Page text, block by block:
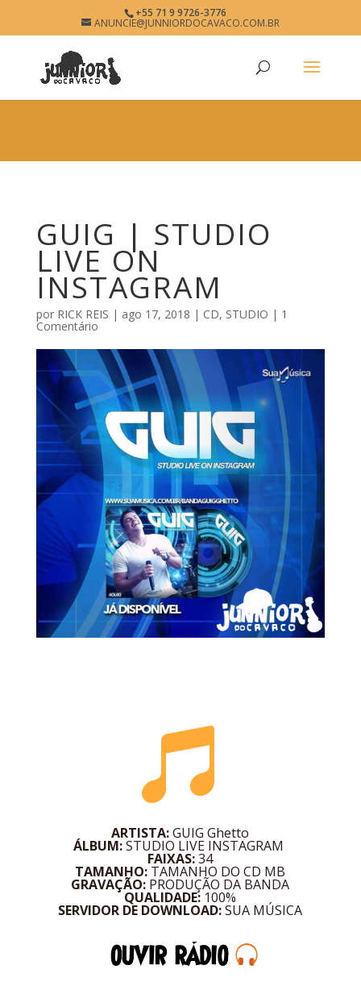
GUIG
www.junniordocavaco.com.br
+55 71 9 9726-3776
ANUNCIE@JUNNIORDOCAVACO.COM.BR
GUIG | STUDIO
LIVE ON
INSTAGRAM
por RICK REIS | ago 17, 2018 | CD, STUDIO | 1
Comentário

ARTISTA:GUIG Ghetto
ÁLBUM:STUDIO LIVE INSTAGRAM
FAIXAS:34
TAMANHO: TAMANHO DO CD MB
GRAVAÇÃO: PRODUÇÃO DA BANDA
QUALIDADE: 100%
SERVIDOR DE DOWNLOAD:SUA MÚSICA
× Free - In Google Play View